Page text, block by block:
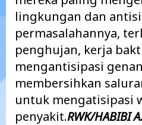
lingkungan dan
permasalahannya,
penghujan, kerja
mengantisipasi
membersihkan
untuk mengatisipasi
penyakit.RWK/HABIBI